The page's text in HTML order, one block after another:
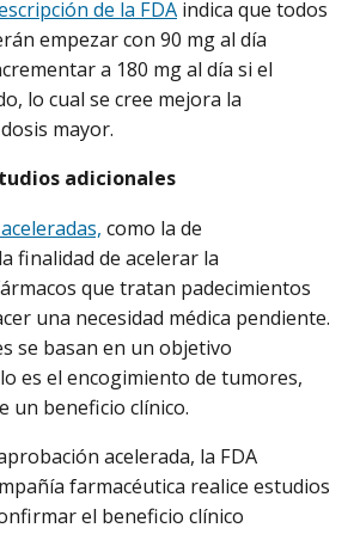
de la FDA indica que todos
empezar con 90 mg al día
a 180 mg al día si el
lo cual se cree mejora la
mayor.
adicionales
como la de
finalidad de acelerar la
que tratan padecimientos
una necesidad médica pendiente.
se basan en un objetivo
es el encogimiento de tumores,
un beneficio clínico.
acelerada, la FDA
farmacéutica realice estudios
el beneficio clínico